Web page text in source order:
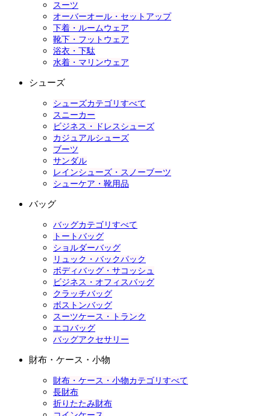
スーツ
オーバーオール・セットアップ
下着・ルームウェア
靴下・フットウェア
浴衣・下駄
水着・マリンウェア
シューズ
シューズカテゴリすべて
スニーカー
ビジネス・ドレスシューズ
カジュアルシューズ
ブーツ
サンダル
レインシューズ・スノーブーツ
シューケア・靴用品
バッグ
バッグカテゴリすべて
トートバッグ
ショルダーバッグ
リュック・バックパック
ボディバッグ・サコッシュ
ビジネス・オフィスバッグ
クラッチバッグ
ボストンバッグ
スーツケース・トランク
エコバッグ
バッグアクセサリー
財布・ケース・小物
財布・ケース・小物カテゴリすべて
長財布
折りたたみ財布